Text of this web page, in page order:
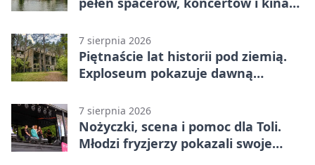
7 sierpnia 2026
Piętnaście lat historii pod ziemią.
Exploseum pokazuje dawną
7 sierpnia 2026
Nożyczki, scena i pomoc dla Toli.
Młodzi fryzjerzy pokazali swoje